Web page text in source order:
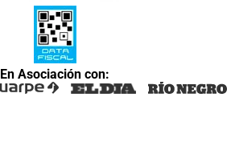
En Asociación con: